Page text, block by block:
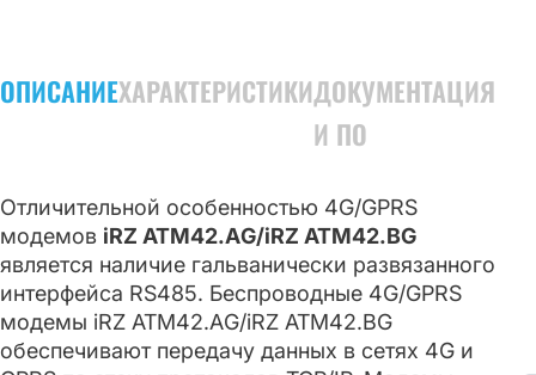
ОПИСАНИЕХАРАКТЕРИСТИКИДОКУМЕНТАЦИЯ
И ПО
Отличительной особенностью 4G/GPRS
модемов iRZ ATM42.АG/iRZ ATM42.BG
является наличие гальванически развязанного
интерфейса RS485. Беспроводные 4G/GPRS
модемы iRZ ATM42.АG/iRZ ATM42.BG
обеспечивают передачу данных в сетях 4G и